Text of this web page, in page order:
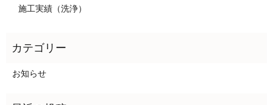
施工実績（洗浄）
お知らせ